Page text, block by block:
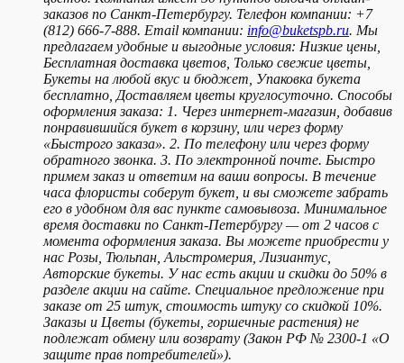
заказов по Санкт-Петербургу. Телефон компании: +7
(812) 666-7-888. Email компании: info@buketspb.ru. Мы
предлагаем удобные и выгодные условия: Низкие цены,
Бесплатная доставка цветов, Только свежие цветы,
Букеты на любой вкус и бюджет, Упаковка букета
бесплатно, Доставляем цветы круглосуточно. Способы
оформления заказа: 1. Через интернет-магазин, добавив
понравившийся букет в корзину, или через форму
«Быстрого заказа». 2. По телефону или через форму
обратного звонка. 3. По электронной почте. Быстро
примем заказ и ответим на ваши вопросы. В течение
часа флористы соберут букет, и вы сможете забрать
его в удобном для вас пункте самовывоза. Минимальное
время доставки по Санкт-Петербургу — от 2 часов с
момента оформления заказа. Вы можете приобрести у
нас Розы, Тюльпан, Альстромерия, Лизиантус,
Авторские букеты. У нас есть акции и скидки до 50% в
разделе акции на сайте. Специальное предложение при
заказе от 25 штук, стоимость штуку со скидкой 10%.
Заказы и Цветы (букеты, горшечные растения) не
подлежат обмену или возврату (Закон РФ № 2300-1 «О
защите прав потребителей»).